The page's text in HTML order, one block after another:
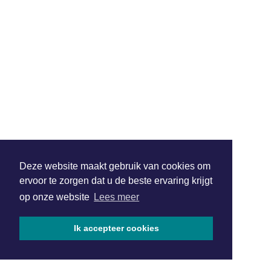
Deze website maakt gebruik van cookies om
ervoor te zorgen dat u de beste ervaring krijgt
op onze website Lees meer
Ik accepteer cookies